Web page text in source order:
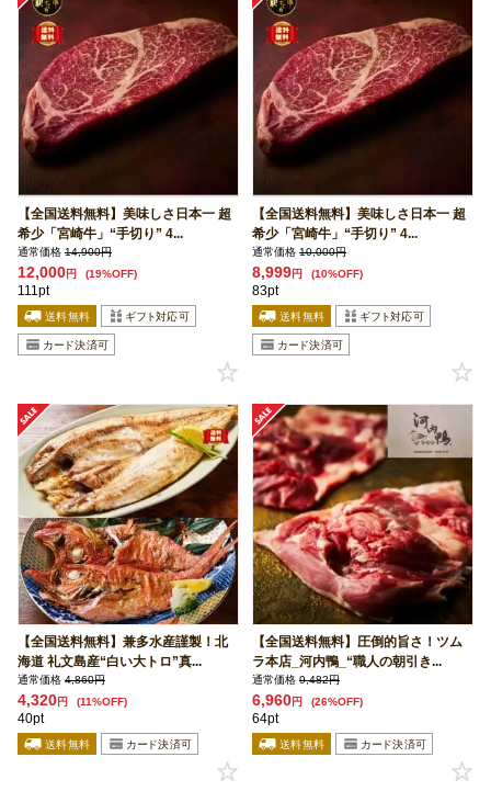
【全国送料無料】美味しさ日本一 超
希少「宮崎牛」“手切り” 4...
通常価格 14,900円
12,000円 (19%OFF)
111pt
【全国送料無料】美味しさ日本一 超
希少「宮崎牛」“手切り” 4...
通常価格 10,000円
8,999円 (10%OFF)
83pt
【全国送料無料】兼多水産謹製！北
海道 礼文島産“白い大トロ”真...
通常価格 4,860円
4,320円 (11%OFF)
40pt
【全国送料無料】圧倒的旨さ！ツム
ラ本店_河内鴨_“職人の朝引き...
通常価格 9,482円
6,960円 (26%OFF)
64pt